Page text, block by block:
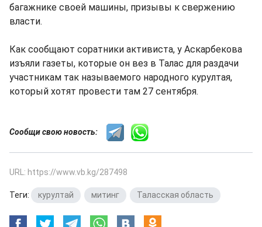
багажнике своей машины, призывы к свержению
власти.
Как сообщают соратники активиста, у Аскарбекова
изъяли газеты, которые он вез в Талас для раздачи
участникам так называемого народного курултая,
который хотят провести там 27 сентября.
Сообщи свою новость:
URL: https://www.vb.kg/287498
Теги: курултай митинг Таласская область